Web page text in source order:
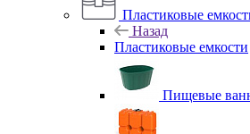
Пластиковые
Назад
Пластиковые емкости
Пищевые